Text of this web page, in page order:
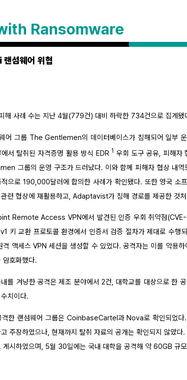
Ransomware
섬웨어 위협
해 사례 수는 지난 4월(779건) 대비 하락한 734건으로 집계됐
어 그룹 The Gentlemen의 데이터베이스가 침해되어 일부
서 탈취된 자격증명 활용 방식 EDR 1 우회 도구 공유, 피해자
그룹의 운영 구조가 드러났다. 이와 함께 피해자 협상 내
적으로 190,000달러에 합의한 사례가 확인됐다. 또한 영국
련 협상에 재활용하고, Adaptavist가 침해 경로를 제공한 것
Remote Access VPN에서 발견된 인증 우회 취약점
키 교환 프로토콜 환경에서 인증서 검증 절차가 제대로 수행
격 액세스 VPN 세션을 생성할 수 있었다. 공격자는 이를 악용
암호화했다.
를 겨냥한 공격은 제조 분야에서 2건, 대학교를 대상으로 한
치이다.
격한 랜섬웨어 그룹은 CoinbaseCartel과 Nova로 확인되었
주장하였으나, 현재까지 탈취 자료의 공개는 확인되지 않았
게시하였으며, 5월 30일에는 국내 대학을 공격해 약 60GB 규